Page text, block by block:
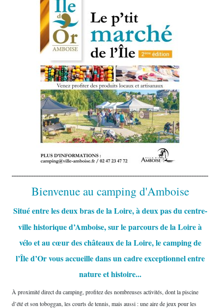
Bienvenue au camping d'Amboise
Situé entre les deux bras de laLoire, à deux pas du centre-
ville historique d’Amboise, sur le parcours de la Loire à
vélo et au cœur des châteaux de la Loire, le camping de
l’Île d’Or vous accueille dans un cadre exceptionnel entre
nature et histoire...
À proximité direct du camping, profitez des nombreuses activités, dont la piscine
d’été et son toboggan, les courts de tennis, mais aussi : une aire de jeux pour les